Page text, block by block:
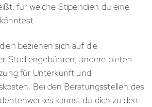
für welche Stipendien du eine
beziehen sich auf die
Studiengebühren, andere bieten
für Unterkunft und
Bei den Beratungsstellen des
kannst du dich zu den